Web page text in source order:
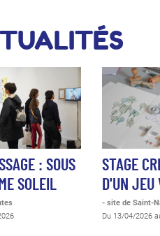
: SOUS
SOLEIL
STAGE
D'UN JEU
- site de Saint-
Du 13/04/2026